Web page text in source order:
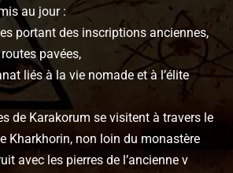
au jour :
portant des inscriptions anciennes,
pavées,
liés à la vie nomade et à l’élite
de Karakorum se visitent à travers le
Kharkhorin, non loin du monastère
avec les pierres de l’ancienne v